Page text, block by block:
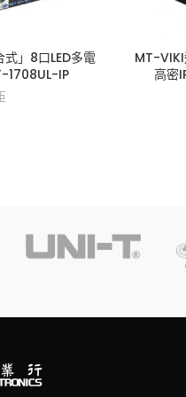
」8口LED多電
1708UL-IP
MT-VIKI
高密